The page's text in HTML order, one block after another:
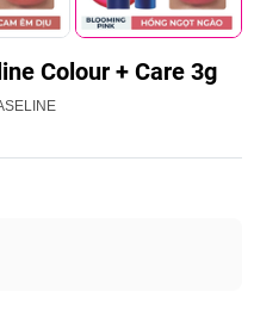
Colour + Care 3g